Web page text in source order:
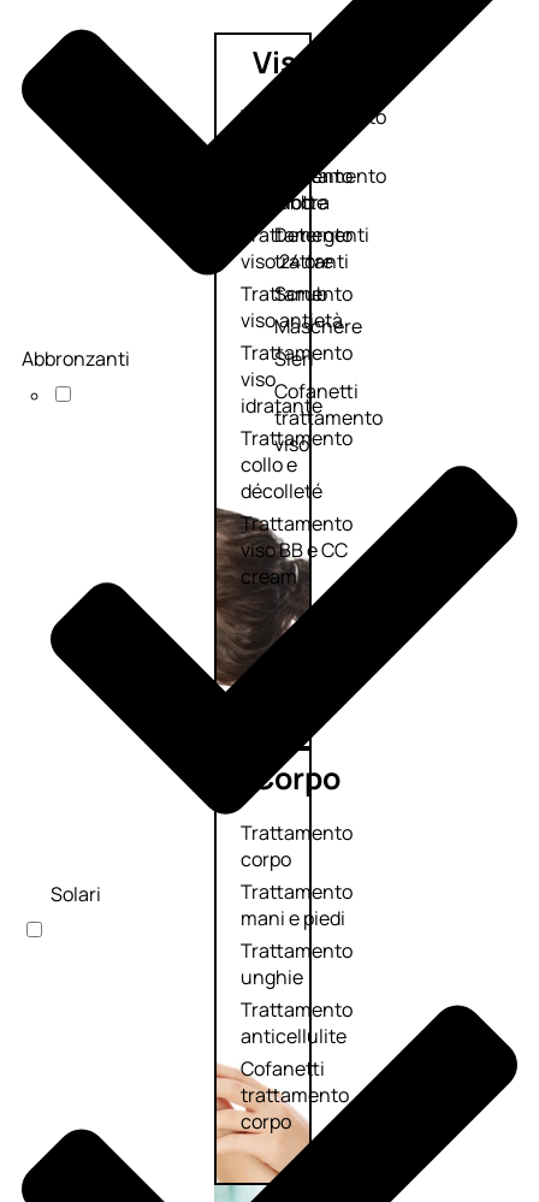
Viso
Trattamento
Trattamento
viso notte
Trattamento
viso 24 ore
Trattamento
viso antietà
Trattamento
viso
idratante
Trattamento
collo e
décolleté
Trattamento
viso BB e CC
cream
Trattamento
Trattamento
labbra
Detergenti
trattanti
Scrub
Maschere
Sieri
Cofanetti
trattamento
viso
Corpo
Trattamento
corpo
Trattamento
mani e piedi
Trattamento
unghie
Trattamento
anticellulite
Cofanetti
trattamento
corpo
Abbronzanti
Solari